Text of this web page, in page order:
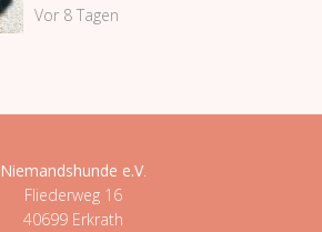
Vor 8 Tagen
Niemandshunde e.V.
Fliederweg 16
40699 Erkrath